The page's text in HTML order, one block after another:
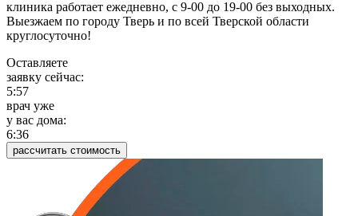
клиника работает ежедневно, с 9-00 до 19-00 без выходных.
Выезжаем по городу Тверь и по всей Тверской области
круглосуточно!
Оставляете
заявку сейчас:
5:57
врач уже
у вас дома:
6:36
рассчитать стоимость